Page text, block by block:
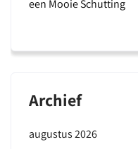
een Mooie Schutting
Archief
augustus 2026